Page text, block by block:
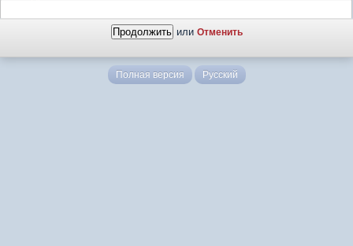
или Отменить
Полная версия Русский